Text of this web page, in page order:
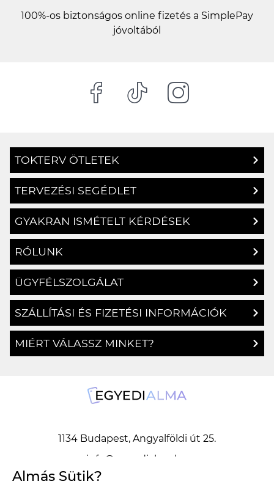
100%-os biztonságos online fizetés a SimplePay
jóvoltából
TOKTERV ÖTLETEK
TERVEZÉSI SEGÉDLET
GYAKRAN ISMÉTELT KÉRDÉSEK
RÓLUNK
ÜGYFÉLSZOLGÁLAT
SZÁLLÍTÁSI ÉS FIZETÉSI INFORMÁCIÓK
MIÉRT VÁLASSZ MINKET?
1134 Budapest, Angyalföldi út 25.
info@egyedialma.hu
Almás Sütik?